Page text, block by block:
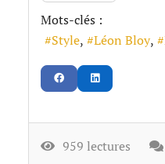
Mots-clés :
Style
Léon Bloy
959 lectures